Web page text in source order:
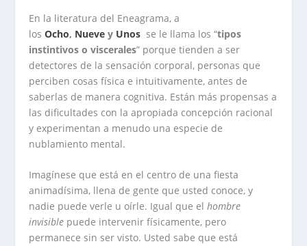
En la literatura del Eneagrama, a
losOcho, Nueve y Unos se le llama los “tipos
instintivos o viscerales” porque tienden a ser
detectores de la sensación corporal, personas que
perciben cosas física e intuitivamente, antes de
saberlas de manera cognitiva. Están más propensas a
las dificultades con la apropiada concepción racional
y experimentan a menudo una especie de
nublamiento mental.
Imagínese que está en el centro de una fiesta
animadísima, llena de gente que usted conoce, y
nadie puede verle u oírle. Igual que elhombre
invisible puede intervenir físicamente, pero
permanece sin ser visto. Usted sabe que está